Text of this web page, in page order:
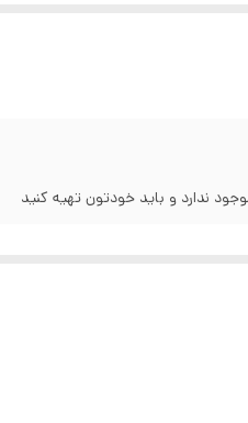
ندارد و باید خودتون تهیه کنید